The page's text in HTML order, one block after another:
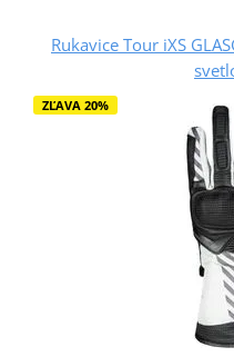
Rukavice Tour iXS
ZĽAVA 20%